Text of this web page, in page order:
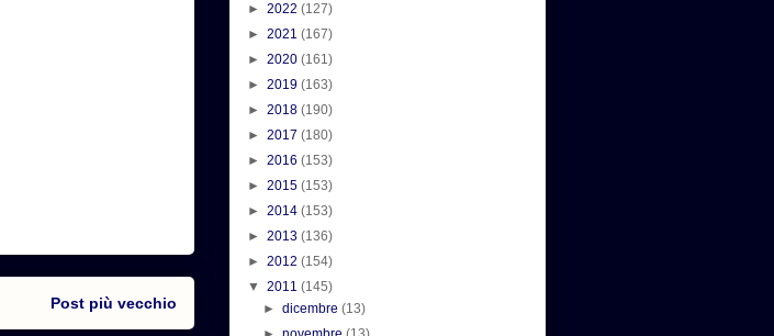
Post più vecchio
► 2022 (127)
► 2021 (167)
► 2020 (161)
► 2019 (163)
► 2018 (190)
► 2017 (180)
► 2016 (153)
► 2015 (153)
► 2014 (153)
► 2013 (136)
► 2012 (154)
▼ 2011 (145)
►dicembre(13)